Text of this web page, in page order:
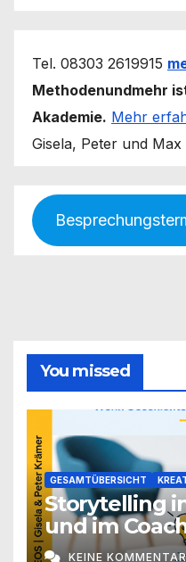
Tel. 08303 2619915
Methodenundmehr
Akademie. Mehr
Gisela, Peter und
You missed
GESAMTÜBERSICHT
Storytelling
und im
KEINE